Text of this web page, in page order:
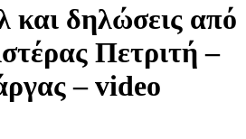
και δηλώσεις από
Πετριτή –
– video